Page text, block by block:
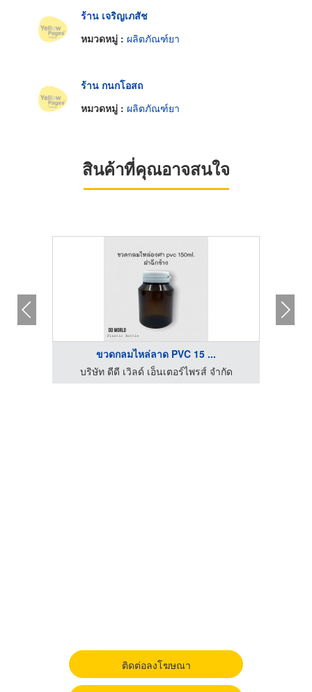
ร้าน เจริญเภสัช
หมวดหมู่ : ผลิตภัณฑ์ยา
ร้าน กนกโอสถ
หมวดหมู่ : ผลิตภัณฑ์ยา
สินค้าที่คุณอาจสนใจ
ขวดกลมไหล่ลาด PVC 15 ...
บริษัท ดีดี เวิลด์ เอ็นเตอร์ไพรส์ จำกัด
ติดต่อลงโฆษณา